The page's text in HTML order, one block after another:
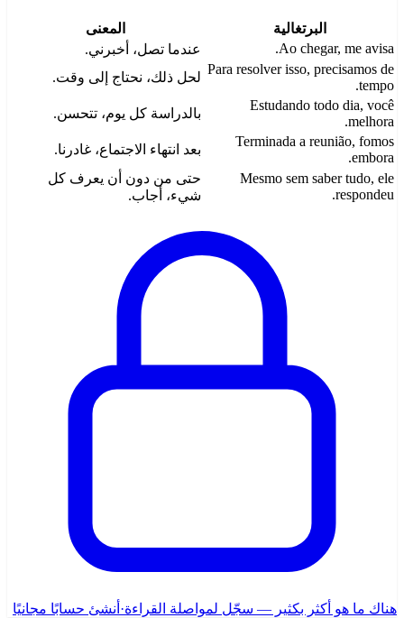
البرتغالية
المعنى
Ao chegar, me avisa.
عندما تصل، أخبرني.
Para resolver isso, precisamos de
tempo.
لحل ذلك، نحتاج إلى وقت.
Estudando todo dia, você
melhora.
بالدراسة كل يوم، تتحسن.
Terminada a reunião, fomos
embora.
بعد انتهاء الاجتماع، غادرنا.
Mesmo sem saber tudo, ele
respondeu.
حتى من دون أن يعرف كل
شيء، أجاب.
هناك ما هو أكثر بكثير — سجّل لمواصلة القراءة· أنشئ حسابًا مجانيًا